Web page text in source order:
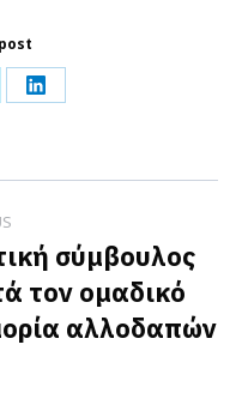
Share
LinkedIn
σύμβουλος
τον ομαδικό
αλλοδαπών